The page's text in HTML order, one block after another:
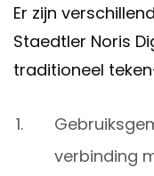
Er zijn
Staedtler Noris
traditioneel
verbinding